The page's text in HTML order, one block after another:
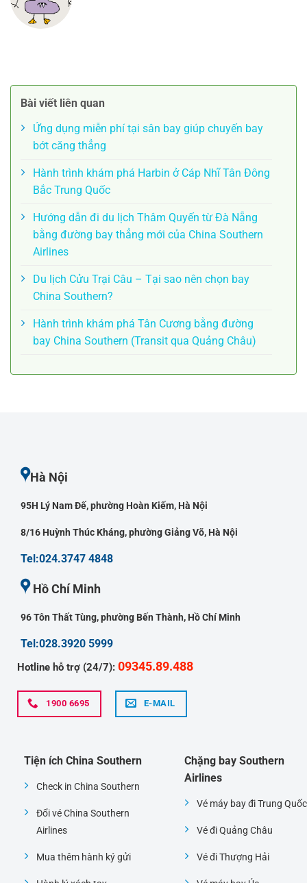
Bài viết liên quan
Ứng dụng miễn phí tại sân bay giúp chuyến bay
bớt căng thẳng
Hành trình khám phá Harbin ở Cáp Nhĩ Tân Đông
Bắc Trung Quốc
Hướng dẫn đi du lịch Thâm Quyến từ Đà Nẵng
bằng đường bay thẳng mới của China Southern
Airlines
Du lịch Cửu Trại Câu – Tại sao nên chọn bay
China Southern?
Hành trình khám phá Tân Cương bằng đường
bay China Southern (Transit qua Quảng Châu)
Hà Nội
95H Lý Nam Đế, phường Hoàn Kiếm, Hà Nội
8/16 Huỳnh Thúc Kháng, phường Giảng Võ, Hà Nội
Tel:024.3747 4848
Hồ Chí Minh
96 Tôn Thất Tùng, phường Bến Thành, Hồ Chí Minh
Tel:028.3920 5999
Hotline hỗ trợ (24/7): 09345.89.488
1900 6695 E-MAIL
Tiện ích China Southern
Check in China Southern
Đổi vé China Southern
Airlines
Mua thêm hành ký gửi
Chặng bay Southern
Airlines
Vé máy bay đi Trung Quốc
Vé đi Quảng Châu
Vé đi Thượng Hải